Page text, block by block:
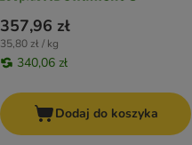
357,96 zł
35,80 zł / kg
340,06 zł
Dodaj do koszyka